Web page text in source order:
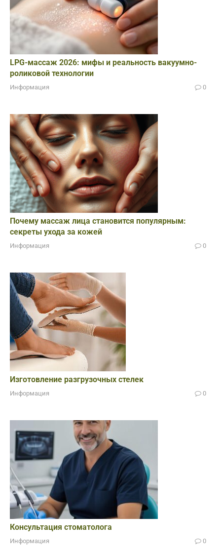
LPG-массаж 2026: мифы и реальность вакуумно-
роликовой технологии
Информация 0
Почему массаж лица становится популярным:
секреты ухода за кожей
Информация 0
Изготовление разгрузочных стелек
Информация 0
Консультация стоматолога
Информация 0